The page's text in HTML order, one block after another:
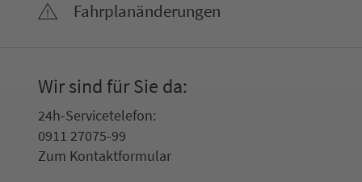
Fahr­plan­ände­rungen
Wir sind für Sie da:
24h-Ser­vice­te­le­fon:
0911 27075-99
Zum Kon­taktformular